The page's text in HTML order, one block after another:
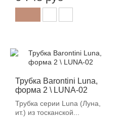
Трубка Barontini Luna,
форма 2 \ LUNA-02
Трубка серии Luna (Луна,
ит.) из тосканской...